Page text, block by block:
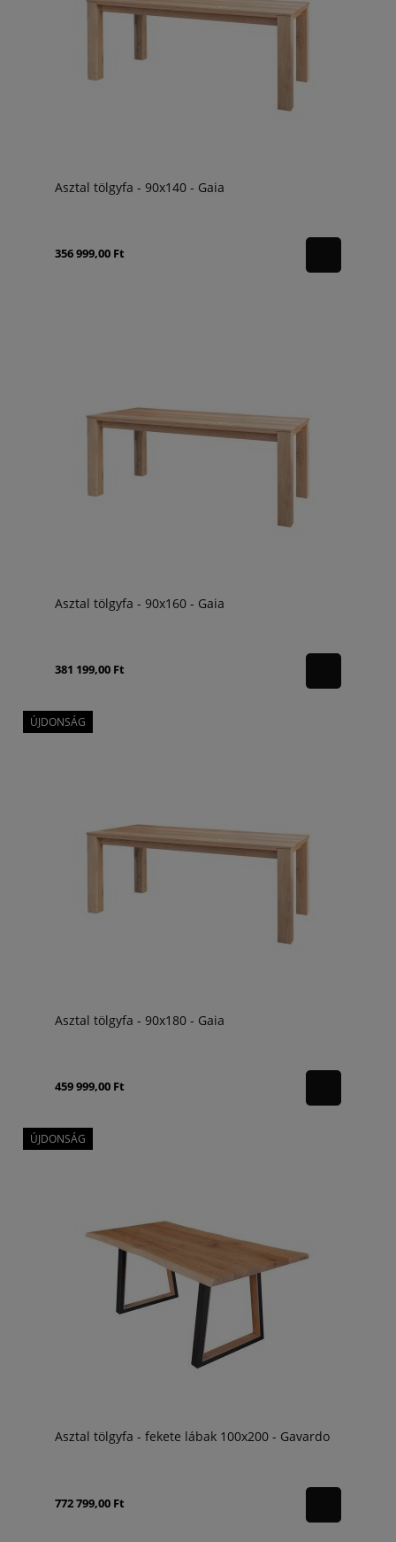
Asztal tölgyfa - 90x140 - Gaia
356 999,00 Ft
Asztal tölgyfa - 90x160 - Gaia
381 199,00 Ft
Asztal tölgyfa - 90x180 - Gaia
459 999,00 Ft
ÚJDONSÁG
Asztal tölgyfa - fekete lábak 100x200 - Gavardo
772 799,00 Ft
ÚJDONSÁG